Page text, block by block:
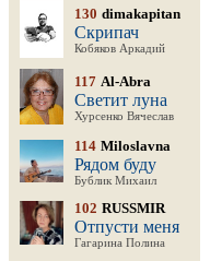
130 dimakapitan
Скрипач
Кобяков Аркадий
117 Al-Abra
Светит луна
Хурсенко Вячеслав
114 Miloslavna
Рядом буду
Бублик Михаил
102 RUSSMIR
Отпусти меня
Гагарина Полина